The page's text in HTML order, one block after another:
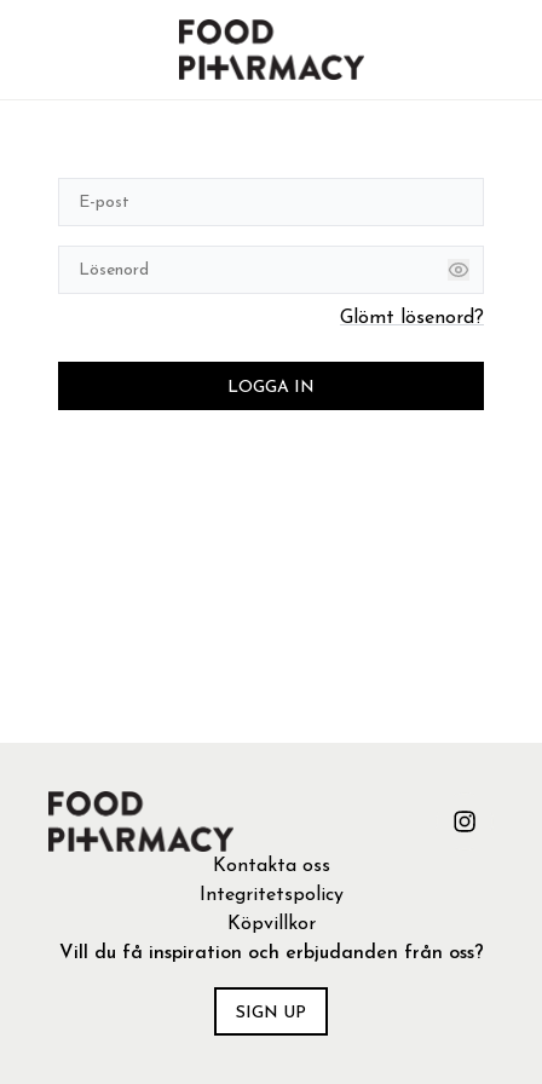
Glömt lösenord?
LOGGA IN
Kontakta oss
Integritetspolicy
Köpvillkor
Vill du få inspiration och erbjudanden från oss?
SIGN UP